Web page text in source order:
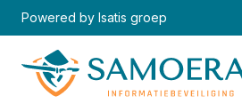
Skip
to
content
Powered by Isatis groep